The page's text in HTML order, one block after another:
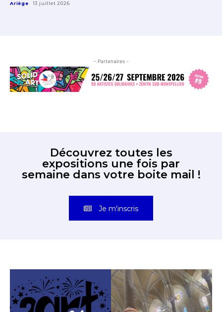
Ariège 13 juillet 2026
- Partenaires -
Découvrez toutes les
expositions une fois par
semaine dans votre boite mail !
Je m'inscris